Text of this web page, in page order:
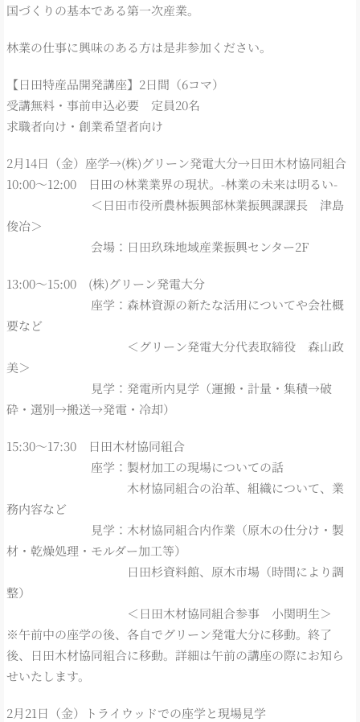
国づくりの基本である第一次産業。
林業の仕事に興味のある方は是非参加ください。
【日田特産品開発講座】2日間（6コマ）
受講無料・事前申込必要 定員20名
求職者向け・創業希望者向け
2月14日（金）座学→(株)グリーン発電大分→日田木材協同組合
10:00～12:00 日田の林業業界の現状。-林業の未来は明るい-
＜日田市役所農林振興部林業振興課課長 津島
俊冶＞
会場：日田玖珠地域産業振興センター2F
13:00～15:00 (株)グリーン発電大分
座学：森林資源の新たな活用についてや会社概
要など
＜グリーン発電大分代表取締役 森山政
美＞
見学：発電所内見学（運搬・計量・集積→破
砕・選別→搬送→発電・冷却）
15:30～17:30 日田木材協同組合
座学：製材加工の現場についての話
木材協同組合の沿革、組織について、業
務内容など
見学：木材協同組合内作業（原木の仕分け・製
材・乾燥処理・モルダー加工等）
日田杉資料館、原木市場（時間により調
整）
＜日田木材協同組合参事 小関明生＞
※午前中の座学の後、各自でグリーン発電大分に移動。終了
後、日田木材協同組合に移動。詳細は午前の講座の際にお知ら
せいたします。
2月21日（金）トライウッドでの座学と現場見学